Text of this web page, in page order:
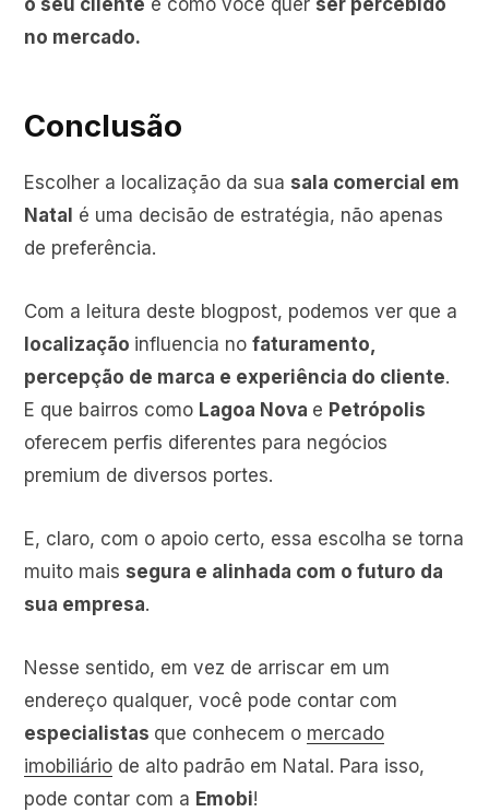
o seu cliente e como você quer ser percebido
no mercado.
Conclusão
Escolher a localização da sua sala comercial em
Natal é uma decisão de estratégia, não apenas
de preferência.
Com a leitura deste blogpost, podemos ver que a
localização influencia no faturamento,
percepção de marca e experiência do cliente.
E que bairros como Lagoa Nova e Petrópolis
oferecem perfis diferentes para negócios
premium de diversos portes.
E, claro, com o apoio certo, essa escolha se torna
muito mais segura e alinhada com o futuro da
sua empresa.
Nesse sentido, em vez de arriscar em um
endereço qualquer, você pode contar com
especialistas que conhecem o mercado
imobiliário de alto padrão em Natal. Para isso,
pode contar com a Emobi!